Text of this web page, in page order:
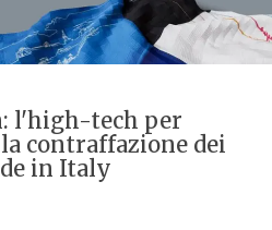
l'high-tech per
contraffazione dei
in Italy